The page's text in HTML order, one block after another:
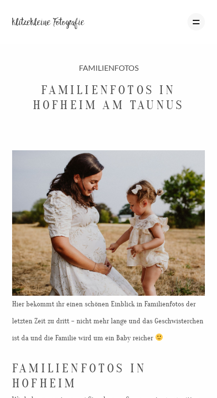
PORTFOLIO
INFO
KONTAKT
FAMILIENFOTOS
FAMILIENFOTOS IN
HOFHEIM AM TAUNUS
Hier bekommt ihr einen schönen Einblick in Familienfotos der
letzten Zeit zu dritt – nicht mehr lange und das Geschwisterchen
ist da und die Familie wird um ein Baby reicher
FAMILIENFOTOS IN
HOFHEIM